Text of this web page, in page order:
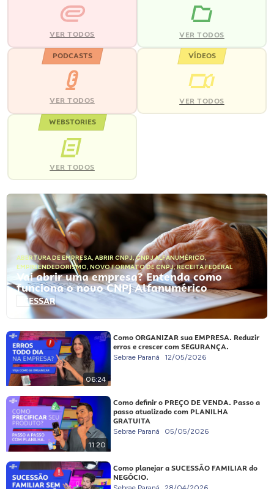
VER TODOS VER TODOS
PODCASTS
VER TODOS
VÍDEOS
VER TODOS
WEBSTORIES
VER TODOS
ABERTURA DE EMPRESA, ABRIR CNPJ,CNPJ ALFANUMÉRICO,
EMPREENDEDORISMO, NOVO FORMATO DE CNPJ,RECEITA FEDERAL
Vai abrir uma empresa? Entenda como
funciona o novo CNPJ Alfanumérico
ACESSAR
06:24
Como ORGANIZAR sua EMPRESA. Reduzir
erros e crescer com SEGURANÇA.
Sebrae Paraná 12/05/2026
11:20
Como definir o PREÇO DE VENDA. Passo a
passo atualizado com PLANILHA
GRATUITA
Sebrae Paraná 05/05/2026
Como planejar a SUCESSÃO FAMILIAR do
NEGÓCIO.